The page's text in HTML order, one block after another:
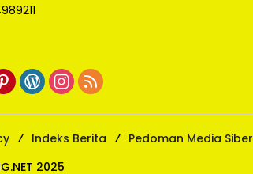
Indeks Berita Pedoman Media Siber
2025